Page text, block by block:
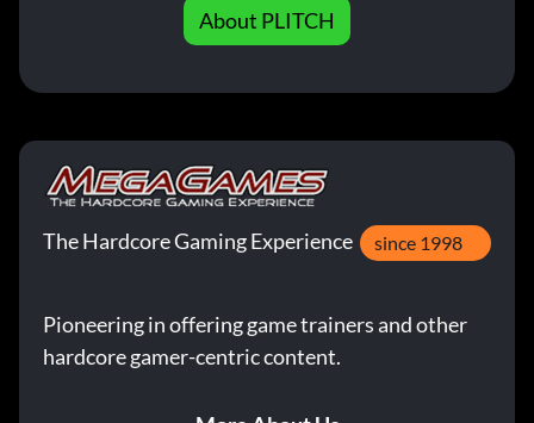
About PLITCH
The Hardcore Gaming Experience since 1998
Pioneering in offering game trainers and other
hardcore gamer-centric content.